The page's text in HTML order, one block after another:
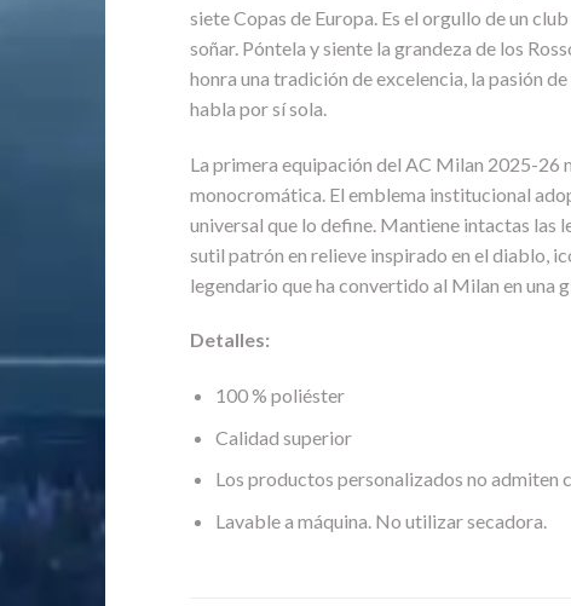
siete Copas de Europa. Es el orgullo de un
soñar. Póntela y siente la grandeza de los
honra una tradición de excelencia, la pasión
habla por sí sola.
La primera equipación del AC Milan 2025-26
monocromática. El emblema institucional
universal que lo define. Mantiene intactas las
sutil patrón en relieve inspirado en el diablo,
legendario que ha convertido al Milan en una
Detalles:
100 % poliéster
Calidad superior
Los productos personalizados no admiten
Lavable a máquina. No utilizar secadora.